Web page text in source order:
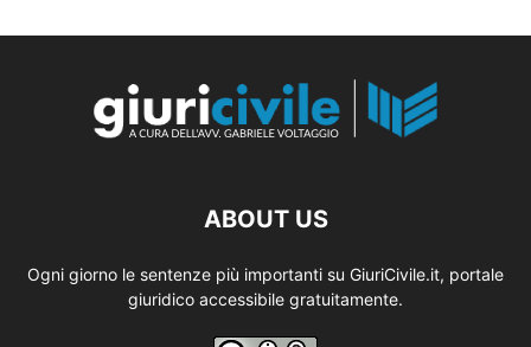
ABOUT US
Ogni giorno le sentenze più importanti su GiuriCivile.it, portale
giuridico accessibile gratuitamente.